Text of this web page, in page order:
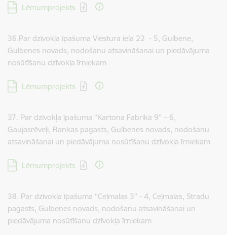
Lejupielādēt:
Lēmumprojekts
36.Par dzīvokļa īpašuma Viestura iela 22 - 5, Gulbene,
Gulbenes novads, nodošanu atsavināšanai un piedāvājuma
nosūtīšanu dzīvokļa īrniekam
Lejupielādēt:
Lēmumprojekts
37. Par dzīvokļa īpašuma “Kartona Fabrika 9” – 6,
Gaujasrēveļi, Rankas pagasts, Gulbenes novads, nodošanu
atsavināšanai un piedāvājuma nosūtīšanu dzīvokļa īrniekam
Lejupielādēt:
Lēmumprojekts
38. Par dzīvokļa īpašuma “Ceļmalas 3” - 4, Ceļmalas, Stradu
pagasts, Gulbenes novads, nodošanu atsavināšanai un
piedāvājuma nosūtīšanu dzīvokļa īrniekam